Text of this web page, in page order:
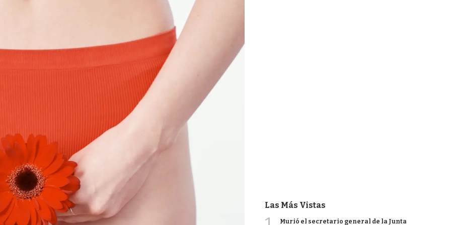
Las Más Vistas
Murió el secretario general de la Junta